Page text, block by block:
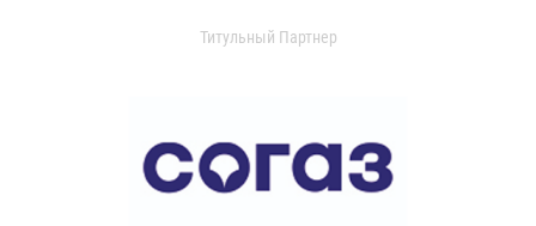
Титульный Партнер